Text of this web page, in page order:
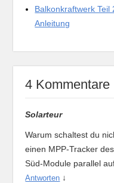
Balkonkraftwerk
Anleitung
4 Kommentare
Solarteur
Warum schaltest du
einen MPP-Tracker
Süd-Module parallel
Antworten ↓